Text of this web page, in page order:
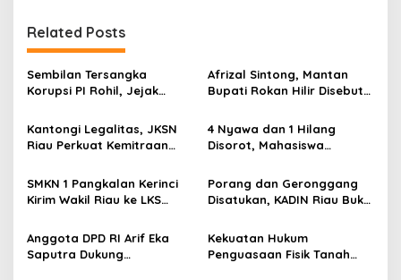
a
s
i
o
Related Posts
Sembilan Tersangka
Korupsi PI Rohil, Jejak
Masih Didalami
Afrizal Sintong, Mantan
Bupati Rokan Hilir Disebut
Diterima Kejati, GMPR
Desak Usut Dividen Rp331,7
Kantongi Legalitas, JKSN
Riau Perkuat Kemitraan
Ketahanan Bangsa
4 Nyawa dan 1 Hilang
Disorot, Mahasiswa
Pelindo
SMKN 1 Pangkalan Kerinci
Kirim Wakil Riau ke LKS
Porang dan Geronggang
Disatukan, KADIN Riau Buka
Bengkalis
Anggota DPD RI Arif Eka
Saputra Dukung
Kekuatan Hukum
Penguasaan Fisik Tanah